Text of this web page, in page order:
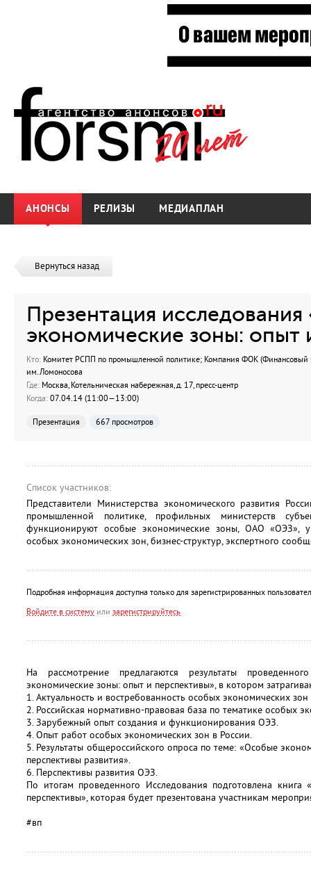
АНОНСЫ РЕЛИЗЫ МЕДИАПЛАН
Вернуться назад
Презентация
экономические зоны: опыт
Кто: Комитет РСПП по промышленной политике; Компания ФОК (Финансовый
им.Ломоносова
Где: Москва, Котельническая набережная, д. 17, пресс-центр
Когда: 07.04.14 (11:00—13:00)
Презентация 667 просмотров
Список участников:
Представители Министерства экономического развития
промышленной политике, профильных министерств
функционируют особые экономические зоны, ОАО «ОЭЗ»,
особых экономических зон, бизнес-структур, экспертного
Подробная информация доступна только для зарегистрированных
Войдите в систему или зарегистрируйтесь
На рассмотрение предлагаются результаты
экономические зоны: опыт и перспективы», в котором
1. Актуальность и востребованность особых экономических зон
2. Российская нормативно-правовая база по тематике особых
3. Зарубежный опыт создания и функционирования ОЭЗ.
4. Опыт работ особых экономических зон в России.
5. Результаты общероссийского опроса по теме: «Особые
перспективы развития».
6. Перспективы развития ОЭЗ.
По итогам проведенного Исследования подготовлена
перспективы», которая будет презентована участникам
#вп